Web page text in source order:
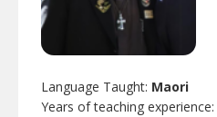
Language Taught: Maori
Years of teaching experience: